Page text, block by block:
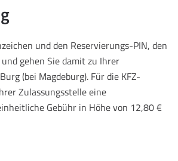
und den Reservierungs-PIN, den
gehen Sie damit zu Ihrer
(bei Magdeburg). Für die KFZ-
Zulassungsstelle eine
Gebühr in Höhe von 12,80 €